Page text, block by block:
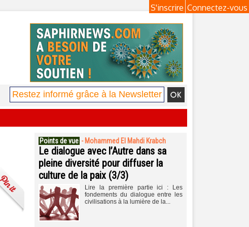
Connectez-vous
S'inscrire
Points de vue - Mohammed El Mahdi Krabch
Le dialogue avec l’Autre dans sa
pleine diversité pour diffuser la
culture de la paix (3/3)
Lire la première partie ici : Les
fondements du dialogue entre les
civilisations à la lumière de la...